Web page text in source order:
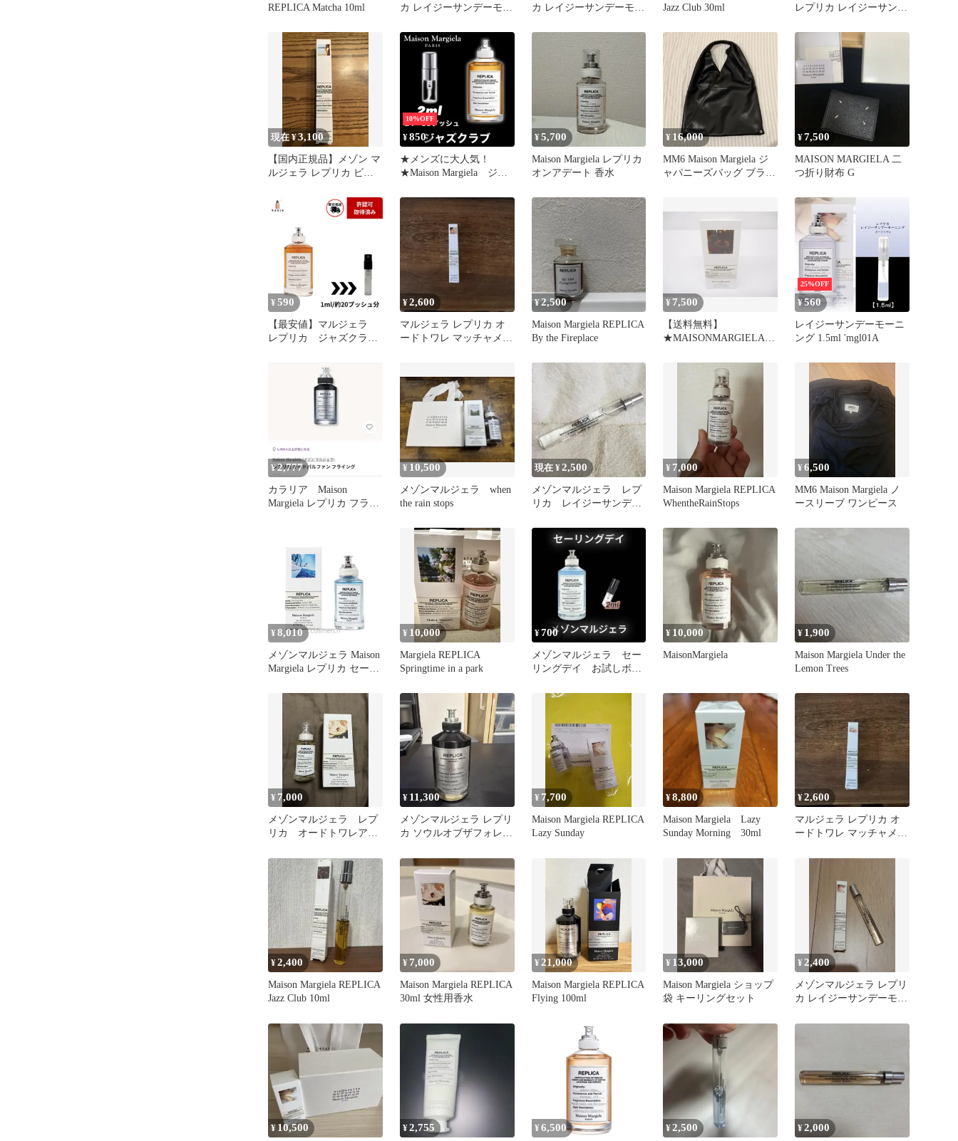
REPLICA Matcha 10ml
カ レイジーサンデーモー
カ レイジーサンデーモー
Jazz Club 30ml
レプリカ レイジーサンデ
現在 ¥3,100
【国内正規品】メゾン マ
ルジェラ レプリカ ビー
10%OFF
¥850
★メンズに大人気！
★Maison Margiela ジャ
マルジェラ 香水 お試
し サンプル
¥5,700
Maison Margiela レプリカ
オンアデート 香水
¥ 16,000
MM6 Maison Margiela ジ
ャパニーズバッグ ブラッ
¥7,500
MAISON MARGIELA 二
つ折り財布 G
¥ 590
【最安値】マルジェラ
レプリカ ジャズクラ
¥2,600
マルジェラ レプリカ オ
ードトワレ マッチャメデ
¥2,500
Maison Margiela REPLICA
By the Fireplace
¥ 7,500
【送料無料】
★MAISONMARGIELA★
REPLICA レプリカ Jazz
Club ジャズクラブ EDT
2000_0814］
25%OFF
¥560
レイジーサンデーモーニ
ング 1.5ml 'mgl01A
¥2,777
カラリア Maison
Margiela レプリカ フライ
¥ 10,500
メゾンマルジェラ when
the rain stops
現在 ¥2,500
メゾンマルジェラ レプ
リカ レイジーサンデー
残
¥ 7,000
Maison Margiela REPLICA
WhentheRainStops
¥6,500
MM6 Maison Margiela ノ
ースリーブ ワンピース
¥ 8,010
メゾンマルジェラ Maison
Margiela レプリカ セーリ
（香水）
¥ 10,000
Margiela REPLICA
Springtime in a park
¥700
メゾンマルジェラ セー
リングデイ お試しボト
¥ 10,000
MaisonMargiela
¥ 1,900
Maison Margiela Under the
Lemon Trees
¥ 7,000
メゾンマルジェラ レプ
リカ オードトワレアフ
¥ 11,300
メゾンマルジェラ レプリ
カ ソウルオブザフォレス
¥ 7,700
Maison Margiela REPLICA
Lazy Sunday
¥8,800
Maison Margiela Lazy
Sunday Morning 30ml
¥2,600
マルジェラ レプリカ オ
ードトワレ マッチャメデ
¥2,400
Maison Margiela REPLICA
Jazz Club 10ml
¥ 7,000
Maison Margiela REPLICA
30ml 女性用香水
¥21,000
Maison Margiela REPLICA
Flying 100ml
¥ 13,000
Maison Margiela ショップ
袋 キーリングセット
¥2,400
メゾンマルジェラ レプリ
カ レイジーサンデーモー
¥10,500 ¥2,755 ¥ 6,500 ¥2,500 ¥2,000